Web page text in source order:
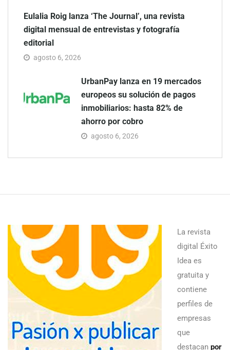
Eulalia Roig lanza ‘The Journal’, una revista
digital mensual de entrevistas y fotografía
editorial
agosto 6, 2026
UrbanPay lanza en 19 mercados
europeos su solución de pagos
inmobiliarios: hasta 82% de
ahorro por cobro
agosto 6, 2026
La revista
digital Éxito
Idea es
gratuita y
contiene
perfiles de
empresas
que
destacan por